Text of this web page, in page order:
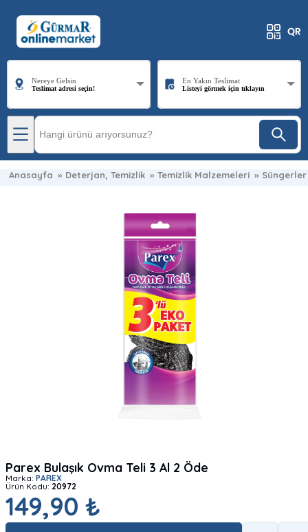
Nereye Gelsin
Teslimat adresi seçin!
En Yakın Teslimat
Listeyi görmek için tıklayın
Anasayfa » Deterjan, Temizlik » Temizlik Malzemeleri » Süngerler
Parex Bulaşık Ovma Teli 3 Al 2 Öde
Marka: PAREX
Ürün Kodu: 20972
149,90 ₺